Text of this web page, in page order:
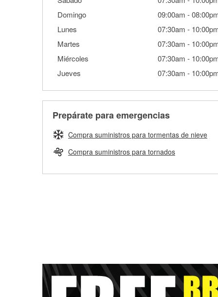
Domingo
09:00am -
Lunes
07:30am -
Martes
07:30am -
Miércoles
07:30am -
Jueves
07:30am -
Prepárate para emergencias
Compra suministros para tormentas de nieve
Compra suministros para tornados